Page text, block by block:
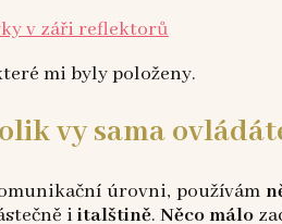
mi byly položeny.
vy sama
úrovni, používám
iitalštině. Něco málo